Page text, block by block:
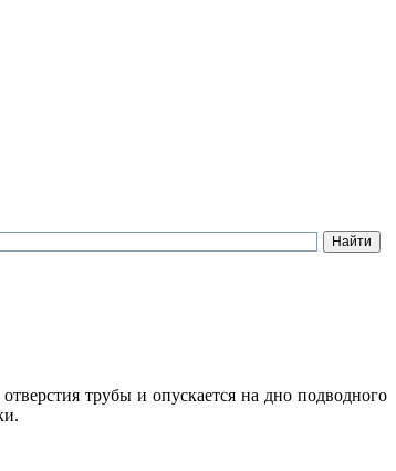
трубы и опускается на дно подводного